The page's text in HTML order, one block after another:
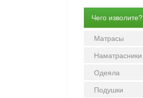
Чего изволите?
Матрасы
Наматрасники
Одеяла
Подушки